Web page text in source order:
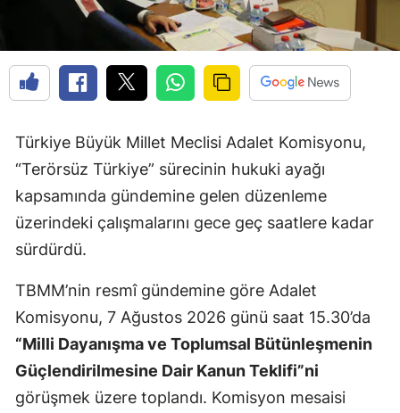
Türkiye Büyük Millet Meclisi Adalet Komisyonu,
“Terörsüz Türkiye” sürecinin hukuki ayağı
kapsamında gündemine gelen düzenleme
üzerindeki çalışmalarını gece geç saatlere kadar
sürdürdü.
TBMM’nin resmî gündemine göre Adalet
Komisyonu, 7 Ağustos 2026 günü saat 15.30’da
“Milli Dayanışma ve Toplumsal Bütünleşmenin
Güçlendirilmesine Dair Kanun Teklifi”ni
görüşmek üzere toplandı. Komisyon mesaisi